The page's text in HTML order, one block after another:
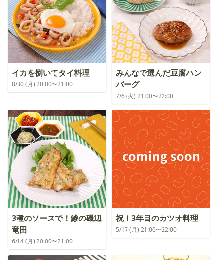
イカを捌いてタイ料理
8/30 (月) 20:00〜21:00
みんなで選んだ豆腐ハン
バーグ
7/6 (火) 21:00〜22:00
3種のソースで！鯵の磯辺
竜田
6/14 (月) 20:00〜21:00
祝！3年目のカツオ料理
5/17 (月) 21:00〜22:00